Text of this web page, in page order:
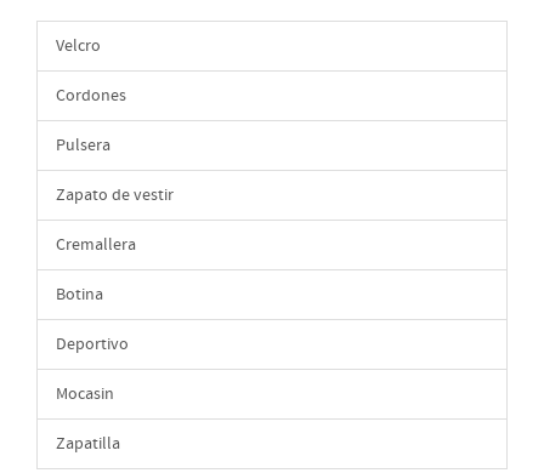
Velcro
Cordones
Pulsera
Zapato de vestir
Cremallera
Botina
Deportivo
Mocasin
Zapatilla